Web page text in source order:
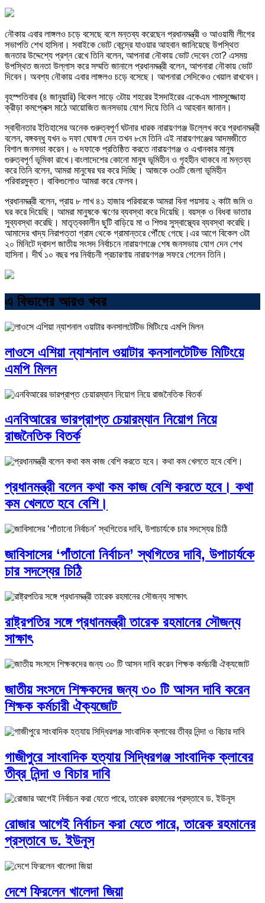
নৌকায় এবার লাঙ্গলও চড়ে বসেছে বলে মন্তব্য করেছেন প্রধানমন্ত্রী ও আওয়ামী লীগের
সভাপতি শেখ হাসিনা। সবাইকে ভোট কেন্দ্রে যাওয়ার আহবান জানিয়েছে উপস্থিত
জনতার উদ্দেশ্যে প্রশ্ন রেখে তিনি বলেন, আপনারা নৌকায় ভোট দেবেন তো? এসময়
উপস্থিত জনতা উল্লাস করে সম্মতি জানালে প্রধানমন্ত্রী বলেন, আপনারা নৌকায় ভোট
দিবেন। অবশ্য নৌকায় এবার লাঙ্গলও চড়ে বসেছে। আপনারা সেদিকেও খেয়াল রাখবেন।
বৃহস্পতিবার (৪ জানুয়ারি) বিকেল সাড়ে ৩টায় শহরের ইসদাইরের একেএম শামসুজ্জোহা
ক্রীড়া কমপ্লেক্স মাঠে আয়োজিত জনসভায় যোগ দিয়ে তিনি এ আহবান জানান।
স্বাধীনতার ইতিহাসের অনেক গুরুত্বপূর্ণ ঘটনার ধারক নারায়ণগঞ্জ উল্লেখ করে প্রধানমন্ত্রী
বলেন, বঙ্গবন্ধু যখন ৬ দফা ঘোষণা দেন তখন ৮মে তিনি এই নারায়ণগঞ্জের আদমজীতে
বিশাল জনসভা করেন। ৬ দফাকে প্রতিষ্ঠিত করতে নারায়ণগঞ্জ ও এখানকার মানুষ
গুরুত্বপূর্ণ ভূমিকা রাখে।বাংলাদেশের কোনো মানুষ ভূমিহীন ও গৃহহীন থাকবে না মন্তব্য
করে তিনি বলেন, আমরা মানুষের ঘর করে দিচ্ছি। আজকে ৩৩টি জেলা ভূমিহীন
পরিবারমুক্ত। বাকিগুলোও আমরা করে ফেলব।
প্রধানমন্ত্রী বলেন, প্রায় ৮ লাখ ৪১ হাজার পরিবারকে আমরা বিনা পয়সায় ২ কাটা জমি ও
ঘর করে দিয়েছি। আমরা মানুষকে ঋণের ব্যবস্থা করে দিয়েছি। বয়স্ক ও বিধবা ভাতার
সুব্যবস্থা করেছি। মাতৃত্বকালীন ছুটি বাড়িয়ে মা ও শিশুর সুস্বাস্থ্যের ব্যবস্থা করেছি।
আমাদের খাদ্য নিরাপত্তা গ্রাম থেকে গ্রামান্তরে পৌঁছে গেছে।এর আগে বিকেল ৩টা
২০ মিনিটে দ্বাদশ জাতীয় সংসদ নির্বাচনে নারায়ণগঞ্জে শেষ জনসভায় যোগ দেন শেখ
হাসিনা। দীর্ঘ ১০ বছর পর নির্বাচনী প্রচারণায় নারায়ণগঞ্জ সফরে গেলেন তিনি।
এ বিভাগের আরও খবর
লাওসে এশিয়া ন্যাশনাল ওয়াটার কনসালটেটিভ মিটিংয়ে
এমপি মিলন
এনবিআরের ভারপ্রাপ্ত চেয়ারম্যান নিয়োগ নিয়ে
রাজনৈতিক বিতর্ক
প্রধানমন্ত্রী বলেন কথা কম কাজ বেশি করতে হবে। কথা
কম খেলতে হবে বেশি।
জাবিসাসের ‘পাঁতানো নির্বাচন’ স্থগিতের দাবি, উপাচার্যকে
চার সদস্যের চিঠি
রাষ্ট্রপতির সঙ্গে প্রধানমন্ত্রী তারেক রহমানের সৌজন্য
সাক্ষাৎ
জাতীয় সংসদে শিক্ষকদের জন্য ৩০ টি আসন দাবি করেন
শিক্ষক কর্মচারী ঐক্যজোট
গাজীপুরে সাংবাদিক হত্যায় সিদ্ধিরগঞ্জ সাংবাদিক ক্লাবের
তীব্র নিন্দা ও বিচার দাবি
রোজার আগেই নির্বাচন করা যেতে পারে, তারেক রহমানের
প্রস্তাবে ড. ইউনূস
দেশে ফিরলেন খালেদা জিয়া